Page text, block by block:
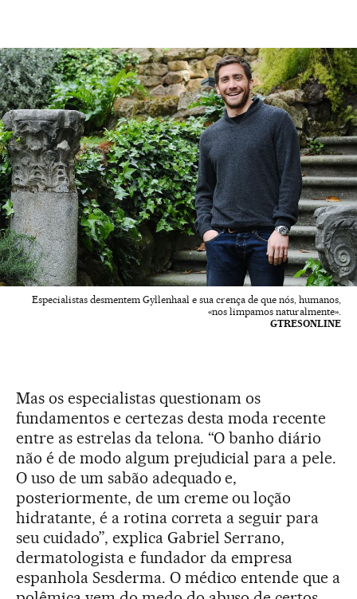
Especialistas desmentem Gyllenhaal e sua crença de que nós, humanos,
«nos limpamos naturalmente».
GTRESONLINE
Mas os especialistas questionam os
fundamentos e certezas desta moda recente
entre as estrelas da telona. “O banho diário
não é de modo algum prejudicial para a pele.
O uso de um sabão adequado e,
posteriormente, de um creme ou loção
hidratante, é a rotina correta a seguir para
seu cuidado”, explica Gabriel Serrano,
dermatologista e fundador da empresa
espanhola Sesderma. O médico entende que a